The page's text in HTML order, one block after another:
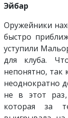
Эйбар
Оружейники
быстро
уступили
для клуба.
непонятно, так
неоднократно
не в этот
которая за